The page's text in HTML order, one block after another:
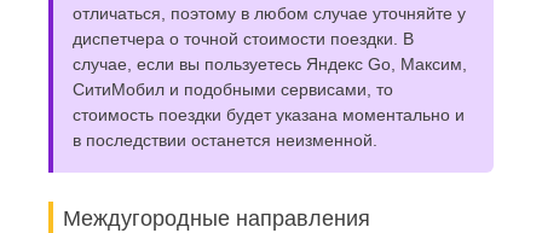
отличаться, поэтому в любом случае уточняйте у
диспетчера о точной стоимости поездки. В
случае, если вы пользуетесь Яндекс Go, Максим,
СитиМобил и подобными сервисами, то
стоимость поездки будет указана моментально и
в последствии останется неизменной.
Междугородные направления